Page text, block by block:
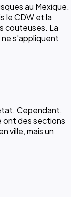
au Mexique.
le CDW et la
couteuses. La
s'appliquent
Cependant,
ont des sections
ville, mais un